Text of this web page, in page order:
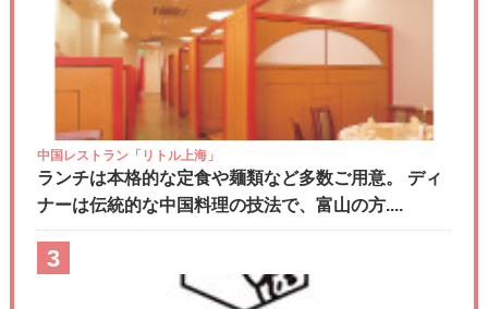
中国レストラン「リトル上海」
ランチは本格的な定食や麺類など多数ご用意。 ディ
ナーは伝統的な中国料理の技法で、富山の方....
3